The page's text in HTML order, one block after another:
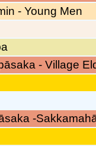
- Young Men
- Village
-